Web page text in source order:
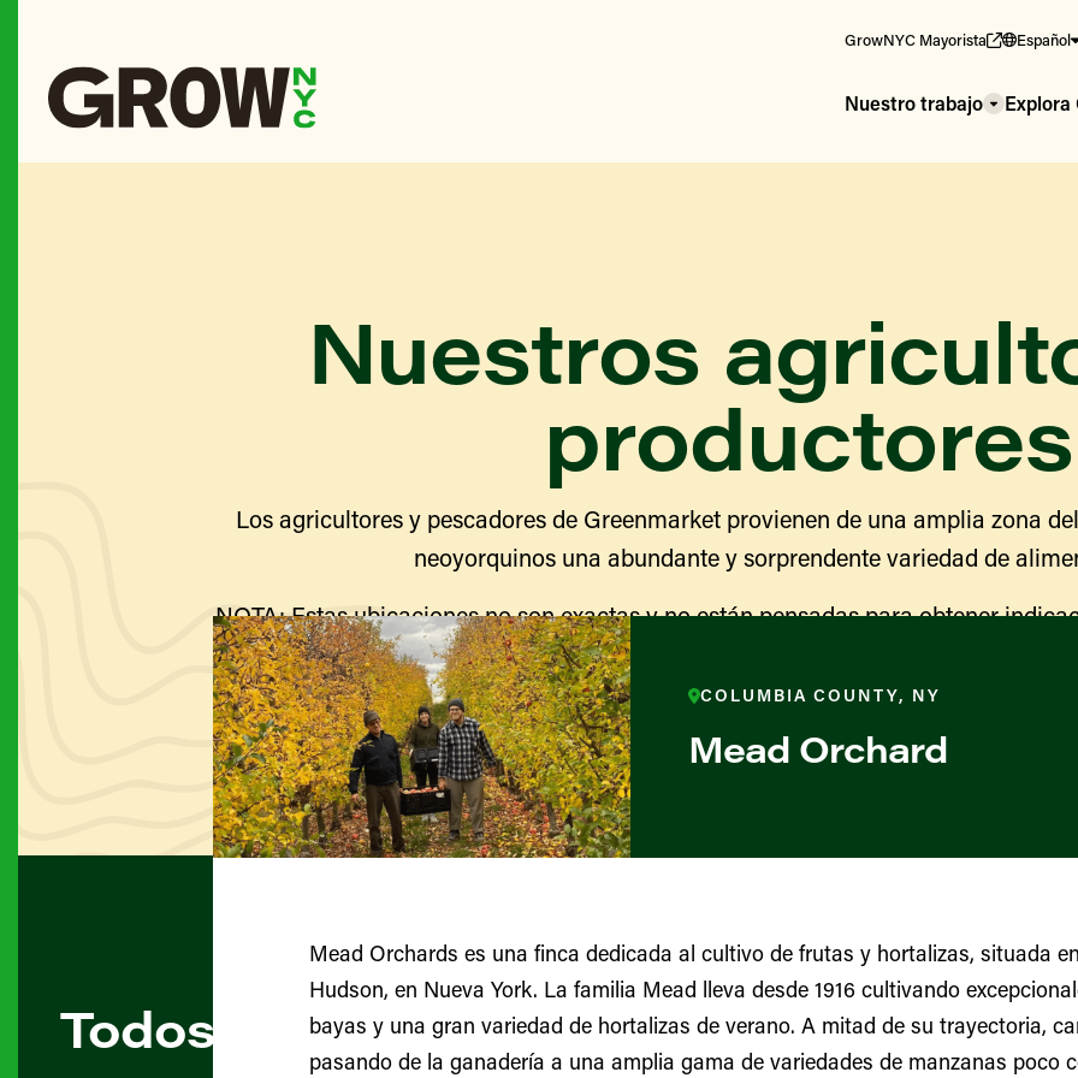
GrowNYC Mayorista Español
Nuestro trabajo Explora
Nuestros
productores
Los agricultores y pescadores de Greenmarket provienen de una amplia zona
neoyorquinos una abundante y sorprendente variedad de
NOTA: Estas ubicaciones no son exactas y no están pensadas para obtener
Visite el sitio web de cada granja para obtener información sobre las
indicaciones para llegar.
Todos los agricultores y productores
COLUMBIA COUNTY, NY
Mead Orchard
Mead Orchards es una finca dedicada al cultivo de frutas y hortalizas, situada
Hudson, en Nueva York. La familia Mead lleva desde 1916 cultivando
bayas y una gran variedad de hortalizas de verano. A mitad de su trayectoria,
pasando de la ganadería a una amplia gama de variedades de manzanas poco